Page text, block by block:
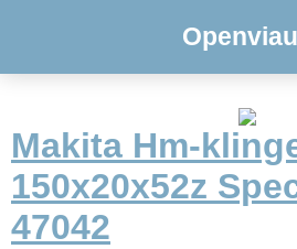
Makita Hm-
150x20x52z
47042